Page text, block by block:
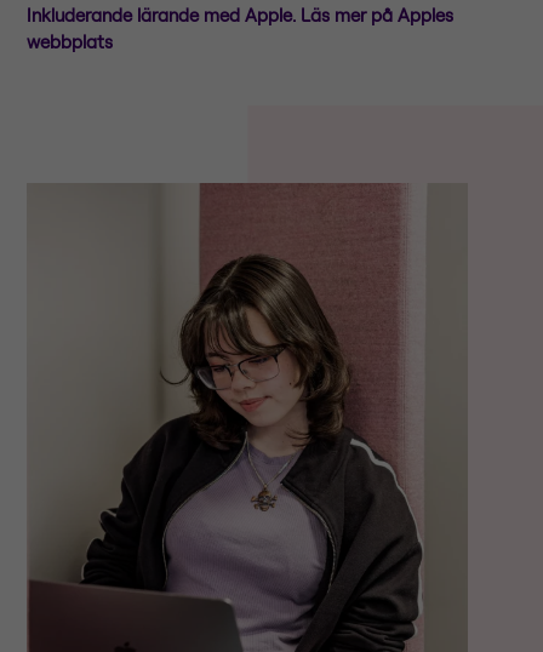
Inkluderande lärande med Apple. Läs mer på Apples
webbplats